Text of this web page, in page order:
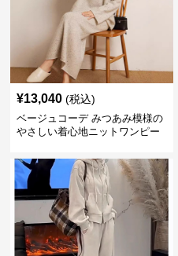
¥13,040 (税込)
ベージュコーデ みつあみ模様の
やさしい着心地ニットワンピー